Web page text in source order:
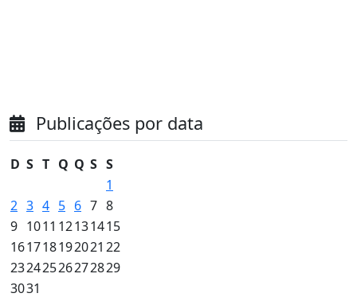
Publicações por data
D S T Q Q S S
1
2 3 4 5 6 7 8
9 1011 12131415
161718192021 22
23242526272829
3031